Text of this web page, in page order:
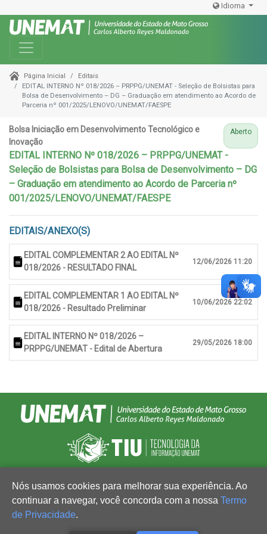
Idioma
Toggle navigation
Página Inicial
Editais
EDITAL INTERNO Nº 018/2026 – PRPPG/UNEMAT - Seleção de Bolsistas para
Bolsa de Desenvolvimento – DG – Graduação em atendimento ao Acordo de
Parceria nº 001/2025/LENOVO/UNEMAT/FAESPE
Bolsa Iniciação em Desenvolvimento Tecnológico e
Inovação
Aberto
EDITAL INTERNO Nº 018/2026 – PRPPG/UNEMAT -
Seleção de Bolsistas para Bolsa de Desenvolvimento – DG
– Graduação em atendimento ao Acordo de Parceria nº
001/2025/LENOVO/UNEMAT/FAESPE
EDITAIS/ANEXO(S)
EDITAL COMPLEMENTAR 2 AO EDITAL Nº
018/2026 - RESULTADO FINAL
12/06/2026 11:20
EDITAL COMPLEMENTAR 1 AO EDITAL Nº
018/2026 - Resultado Preliminar
10/06/2026 22:02
EDITAL INTERNO Nº 018/2026 –
PRPPG/UNEMAT - Edital de Abertura
29/05/2026 18:00
Nós usamos cookies para melhorar sua experiência. Ao
continuar a navegar, você concorda com a nossa Termo
de Privacidade.